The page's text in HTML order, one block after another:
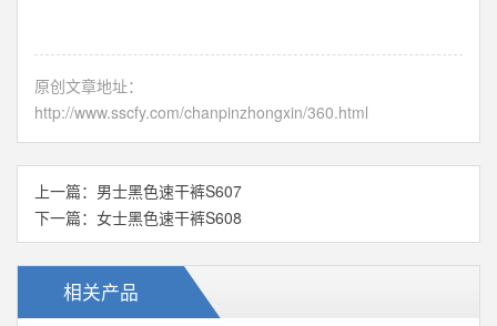
原创文章地址：
http://www.sscfy.com/chanpinzhongxin/360.html
上一篇： 男士黑色速干裤S607
下一篇： 女士黑色速干裤S608
相关产品